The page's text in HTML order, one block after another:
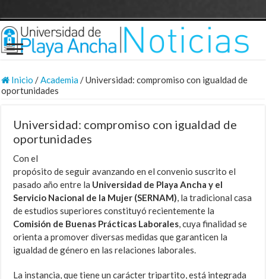
Inicio /Academia/Universidad: compromiso con igualdad de
oportunidades
Universidad: compromiso con igualdad de
oportunidades
Con el
propósito de seguir avanzando en el convenio suscrito el
pasado año entre la Universidad de Playa Ancha y el
Servicio Nacional de la Mujer (SERNAM), la tradicional casa
de estudios superiores constituyó recientemente la
Comisión de Buenas Prácticas Laborales, cuya finalidad se
orienta a promover diversas medidas que garanticen la
igualdad de género en las relaciones laborales.
La instancia, que tiene un carácter tripartito, está integrada